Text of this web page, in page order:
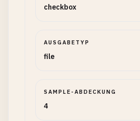
checkbox
AUSGABETYP
file
SAMPLE-ABDECKUNG
4